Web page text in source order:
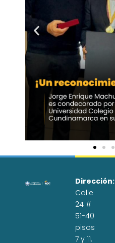
Dirección:
Calle
24 #
51-40
pisos
7 y 11.